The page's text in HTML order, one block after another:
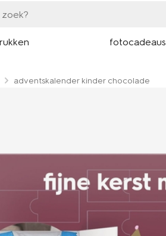
fotocadeaus
adventskalender kinder chocolade